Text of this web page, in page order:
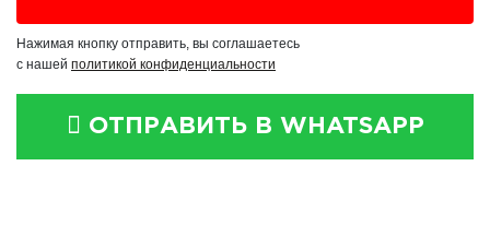
Нажимая кнопку отправить, вы соглашаетесь
с нашей политикой конфиденциальности
ОТПРАВИТЬ В WHATSAPP